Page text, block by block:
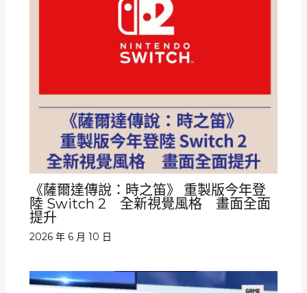
《薩爾達傳說：時之笛》 重製版今年登
陸 Switch 2 全新視覺風格 畫面全面
提升
2026 年 6 月 10 日